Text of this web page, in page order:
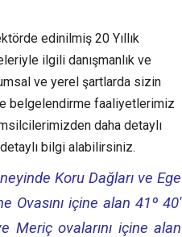
edinilmiş 20 Yıllık
ilgili danışmanlık ve
ve yerel şartlarda sizin
belgelendirme faaliyetlerimiz
daha detaylı
bilgi alabilirsiniz.
Koru Dağları ve Ege
Ovasını içine alan 41º 40′
Meriç ovalarını içine alan